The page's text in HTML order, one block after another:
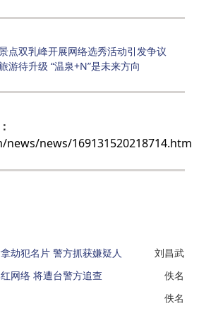
点双乳峰开展网络选秀活动引发争议
游待升级 “温泉+N”是未来方向
news/169131520218714.htm
劫犯名片 警方抓获嫌疑人
刘昌武
网络 将遭台警方追查
佚名
佚名